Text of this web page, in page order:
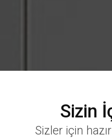
Sizin
Sizler için